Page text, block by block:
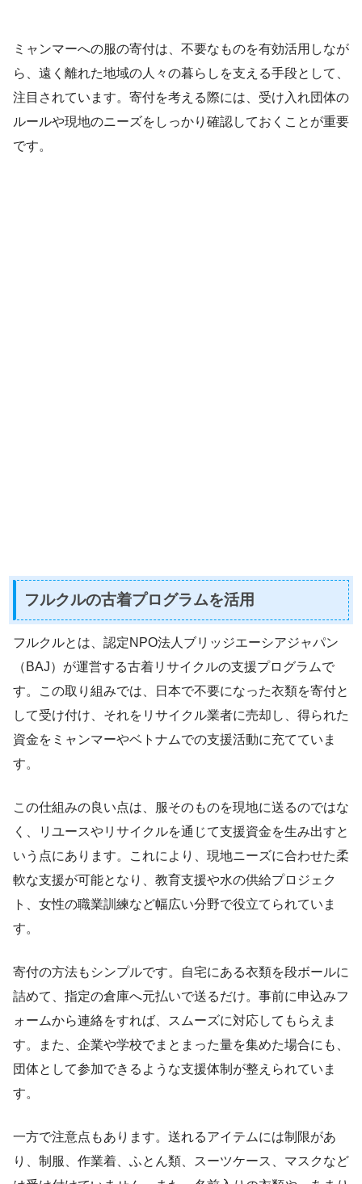
ミャンマーへの服の寄付は、不要なものを有効活用しなが
ら、遠く離れた地域の人々の暮らしを支える手段として、
注目されています。寄付を考える際には、受け入れ団体の
ルールや現地のニーズをしっかり確認しておくことが重要
です。
フルクルの古着プログラムを活用
フルクルとは、認定NPO法人ブリッジエーシアジャパン
（BAJ）が運営する古着リサイクルの支援プログラムで
す。この取り組みでは、日本で不要になった衣類を寄付と
して受け付け、それをリサイクル業者に売却し、得られた
資金をミャンマーやベトナムでの支援活動に充てていま
す。
この仕組みの良い点は、服そのものを現地に送るのではな
く、リユースやリサイクルを通じて支援資金を生み出すと
いう点にあります。これにより、現地ニーズに合わせた柔
軟な支援が可能となり、教育支援や水の供給プロジェク
ト、女性の職業訓練など幅広い分野で役立てられていま
す。
寄付の方法もシンプルです。自宅にある衣類を段ボールに
詰めて、指定の倉庫へ元払いで送るだけ。事前に申込みフ
ォームから連絡をすれば、スムーズに対応してもらえま
す。また、企業や学校でまとまった量を集めた場合にも、
団体として参加できるような支援体制が整えられていま
す。
一方で注意点もあります。送れるアイテムには制限があ
り、制服、作業着、ふとん類、スーツケース、マスクなど